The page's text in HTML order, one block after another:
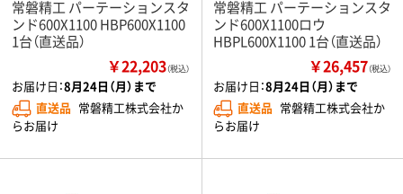
常磐精工 パーテーションスタ
ンド600X1100 HBP600X1100
1台（直送品）
￥22,203（税込）
お届け日：8月24日（月）まで
直送品 常磐精工株式会社か
らお届け
常磐精工 パーテーションスタ
ンド600X1100ロウ
HBPL600X1100 1台（直送品）
￥26,457（税込）
お届け日：8月24日（月）まで
直送品 常磐精工株式会社か
らお届け